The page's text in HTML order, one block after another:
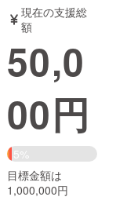
音楽
ゲーム・
書籍・雑誌
チャレンジ
現在の支援総
額
50,0
00円
5%
目標金額は
1,000,000円